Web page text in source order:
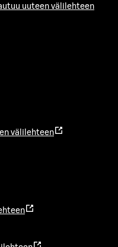
uuteen välilehteen
välilehteen